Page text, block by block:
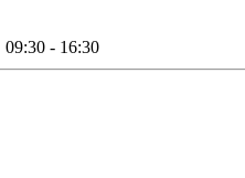
09:30 - 16:30